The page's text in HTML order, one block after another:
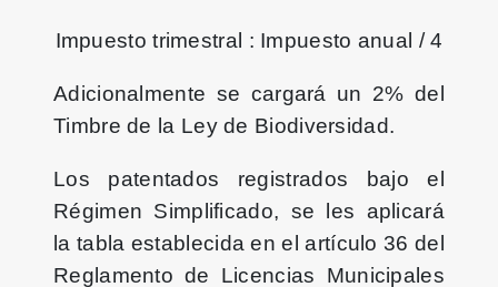
Impuesto trimestral : Impuesto anual / 4
Adicionalmente se cargará un 2% del
Timbre de la Ley de Biodiversidad.
Los patentados registrados bajo el
Régimen Simplificado, se les aplicará
la tabla establecida en el artículo 36 del
Reglamento de Licencias Municipales